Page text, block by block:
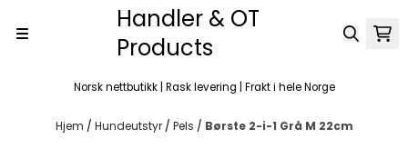
Handler & OT
Products
Norsk nettbutikk | Rask levering | Frakt i hele Norge
Hjem / Hundeutstyr / Pels / Børste 2-i-1 Grå M 22cm